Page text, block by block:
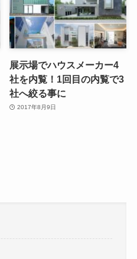
展示場でハウスメーカー4
社を内覧！1回目の内覧で3
社へ絞る事に
2017年8月9日